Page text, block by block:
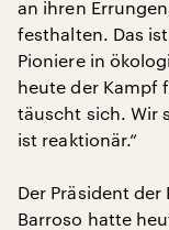
an ihren
festhalten. Das
Pioniere in
heute der Kampf
täuscht sich. Wir
ist reaktionär.“
Der Präsident der
Barroso hatte